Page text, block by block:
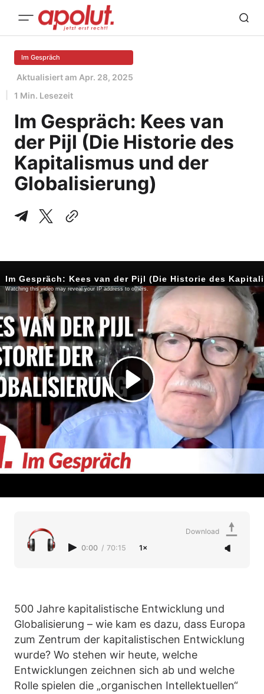
Im Gespräch
Aktualisiert am Apr. 28, 2025
1 Min. Lesezeit
Im Gespräch: Kees van
der Pijl (Die Historie des
Kapitalismus und der
Globalisierung)
0:00 / 70:15 1×
Download
500 Jahre kapitalistische Entwicklung und
Globalisierung – wie kam es dazu, dass Europa
zum Zentrum der kapitalistischen Entwicklung
wurde? Wo stehen wir heute, welche
Entwicklungen zeichnen sich ab und welche
Rolle spielen die „organischen Intellektuellen“